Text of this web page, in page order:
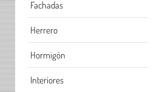
Fachadas
Herrero
Hormigón
Interiores